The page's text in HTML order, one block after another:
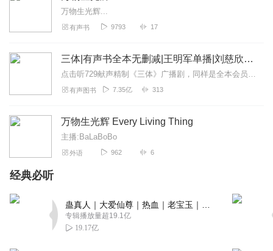
膤轌静一
Tiabeanieee
野间那些温暖动人的故事，与主播倾情演绎的一个个生动迷
人的角色一起，陪伴着我度过这个漫长的冬季。
烧云
万物生光辉...
有声书 9793 17
三体|有声书全本无删减|王明军单播|刘慈欣原著
点击听729献声精制《三体》广播剧，同样是全本会员免费畅听，快来感受声音大戏的魅力！【购买须知】1、本作品部分集数为免费试听。2、版权归原作者所有，严禁翻录成任...
有声图书 7.35亿 313
万物生光辉 Every Living Thing
主播:BaLaBoBo
外语 962 6
经典必听
专辑播放量超19.1亿
19.17亿